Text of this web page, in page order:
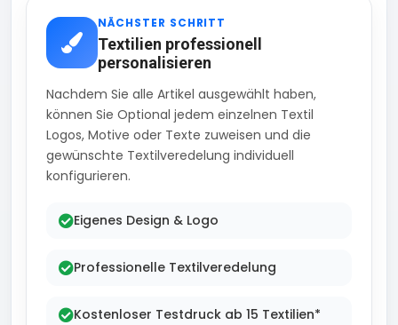
NÄCHSTER SCHRITT
Textilien professionell
personalisieren
Nachdem Sie alle Artikel ausgewählt haben,
können Sie Optional jedem einzelnen Textil
Logos, Motive oder Texte zuweisen und die
gewünschte Textilveredelung individuell
konfigurieren.
Eigenes Design & Logo
Professionelle Textilveredelung
Kostenloser Testdruck ab 15 Textilien*